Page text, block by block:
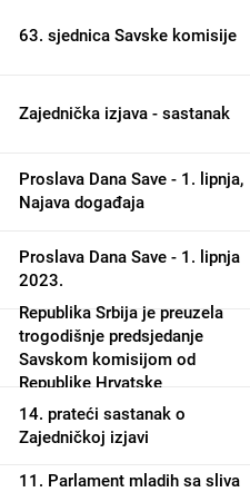
63. sjednica Savske komisije
Zajednička izjava - sastanak
Proslava Dana Save - 1. lipnja,
Najava događaja
Proslava Dana Save - 1. lipnja
2023.
Republika Srbija je preuzela
trogodišnje predsjedanje
Savskom komisijom od
Republike Hrvatske
14. prateći sastanak o
Zajedničkoj izjavi
11. Parlament mladih sa sliva